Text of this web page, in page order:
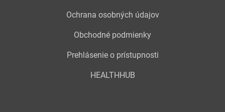
Ochrana osobných údajov
Obchodné podmienky
Prehlásenie o prístupnosti
HEALTHHUB